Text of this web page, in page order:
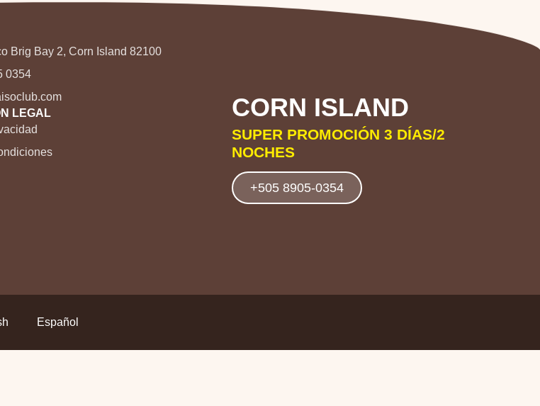
Brig Bay 2, Corn Island 82100
0354
LEGAL
CORN ISLAND
SUPER PROMOCIÓN 3 DÍAS/2
NOCHES
+505 8905-0354
Español